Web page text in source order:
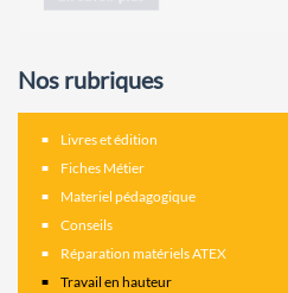
Nos rubriques
Livres et édition
Fiches Métier
Materiel pédagogique
Conseils
Réparation matériels ATEX
Travail en hauteur